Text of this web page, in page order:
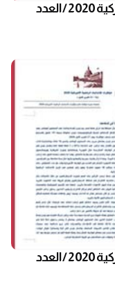
سلسلة مؤشر الانتخابات الرئاسية الأميركية 2020 / العدد
سلسلة مؤشر الانتخابات الرئاسية الأميركية 2020 / العدد